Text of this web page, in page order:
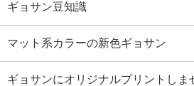
ギョサン豆知識
マット系カラーの新色ギョサン
ギョサンにオリジナルプリントしま